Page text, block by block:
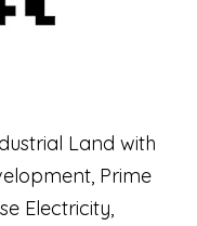
Land with
Prime
Electricity,